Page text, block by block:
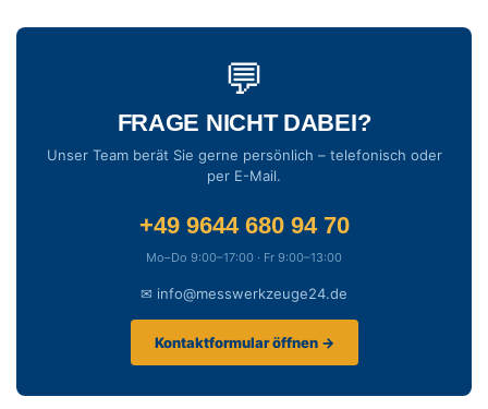
💬
FRAGE NICHT DABEI?
Unser Team berät Sie gerne persönlich – telefonisch oder
per E-Mail.
+49 9644 680 94 70
Mo–Do 9:00–17:00 · Fr 9:00–13:00
✉ info@messwerkzeuge24.de
Kontaktformular öffnen →